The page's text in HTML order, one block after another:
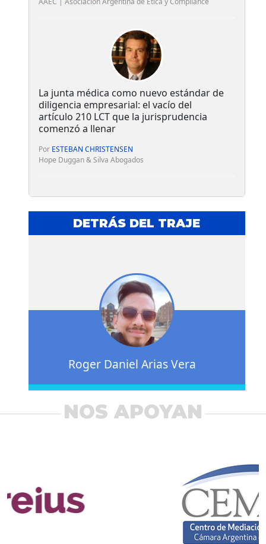
La junta médica como nuevo estándar de
diligencia empresarial: el vacío del
artículo 210 LCT que la jurisprudencia
comenzó a llenar
Por ESTEBAN CHRISTENSEN
Hope Duggan & Silva Abogados
DETRÁS DEL TRAJE
Roger Daniel Arias Vera
NOS APOYAN